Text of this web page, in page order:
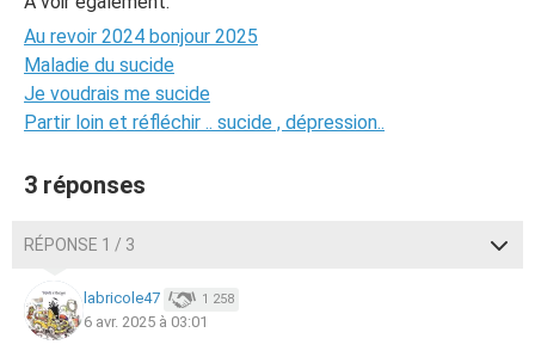
Au revoir 2024 bonjour 2025
Maladie du sucide
Je voudrais me sucide
Partir loin et réfléchir .. sucide , dépression..
3 réponses
RÉPONSE 1 / 3
labricole47 1 258
6 avr. 2025 à 03:01